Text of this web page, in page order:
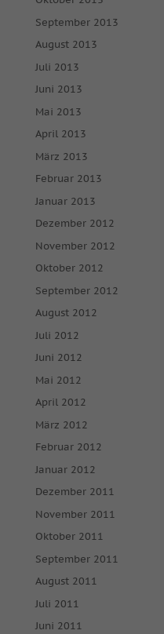
September 2013
August 2013
Juli 2013
Juni 2013
Mai 2013
April 2013
März 2013
Februar 2013
Januar 2013
Dezember 2012
November 2012
Oktober 2012
September 2012
August 2012
Juli 2012
Juni 2012
Mai 2012
April 2012
März 2012
Februar 2012
Januar 2012
Dezember 2011
November 2011
Oktober 2011
September 2011
August 2011
Juli 2011
Juni 2011